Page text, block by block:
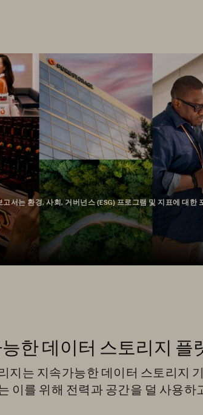
서는 환경, 사회, 거버넌스 (ESG) 프로그램 및 지표에 대한
한 데이터 스토리지 플
지는 지속가능한 데이터 스토리지
이를 위해 전력과 공간을 덜 사용